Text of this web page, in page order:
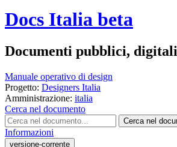
Docs Italia beta
Documenti pubblici,
Manuale operativo di design
Progetto: Designers Italia
Amministrazione: italia
Cerca nel documento
Cerca nel
Informazioni
versione-corrente